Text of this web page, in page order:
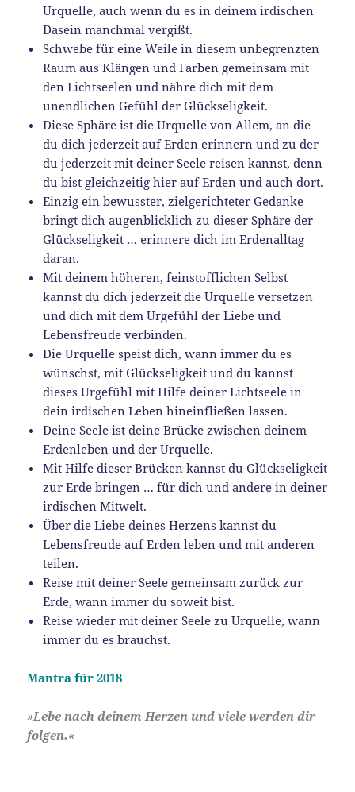
Urquelle, auch wenn du es in deinem irdischen
Dasein manchmal vergißt.
Schwebe für eine Weile in diesem unbegrenzten
Raum aus Klängen und Farben gemeinsam mit
den Lichtseelen und nähre dich mit dem
unendlichen Gefühl der Glückseligkeit.
Diese Sphäre ist die Urquelle von Allem, an die
du dich jederzeit auf Erden erinnern und zu der
du jederzeit mit deiner Seele reisen kannst, denn
du bist gleichzeitig hier auf Erden und auch dort.
Einzig ein bewusster, zielgerichteter Gedanke
bringt dich augenblicklich zu dieser Sphäre der
Glückseligkeit … erinnere dich im Erdenalltag
daran.
Mit deinem höheren, feinstofflichen Selbst
kannst du dich jederzeit die Urquelle versetzen
und dich mit dem Urgefühl der Liebe und
Lebensfreude verbinden.
Die Urquelle speist dich, wann immer du es
wünschst, mit Glückseligkeit und du kannst
dieses Urgefühl mit Hilfe deiner Lichtseele in
dein irdischen Leben hineinfließen lassen.
Deine Seele ist deine Brücke zwischen deinem
Erdenleben und der Urquelle.
Mit Hilfe dieser Brücken kannst du Glückseligkeit
zur Erde bringen … für dich und andere in deiner
irdischen Mitwelt.
Über die Liebe deines Herzens kannst du
Lebensfreude auf Erden leben und mit anderen
teilen.
Reise mit deiner Seele gemeinsam zurück zur
Erde, wann immer du soweit bist.
Reise wieder mit deiner Seele zu Urquelle, wann
immer du es brauchst.
Mantra für 2018
»Lebe nach deinem Herzen und viele werden dir
folgen.«